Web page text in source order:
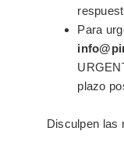
¿LISTO
Completa el
Para
plazo
Disculpen las